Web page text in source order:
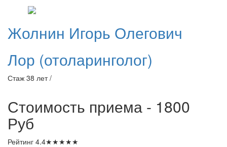
Жолнин Игорь Олегович
Лор (отоларинголог)
Стаж 38 лет /
Стоимость приема - 1800
Руб
Рейтинг 4.4★★★★★